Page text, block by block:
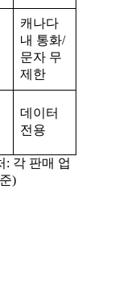
캐나다
내 통화/
문자 무
제한
데이터
전용
: 각 판매 업
)